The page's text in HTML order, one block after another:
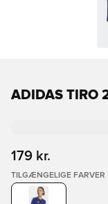
ADIDAS TIRO
179 kr.
TILGÆNGELIGE FARVER